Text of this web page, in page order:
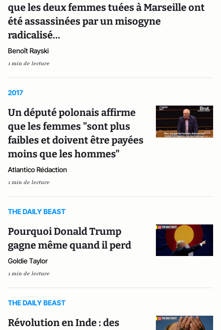
que les deux femmes tuées à Marseille ont
été assassinées par un misogyne
radicalisé…
Benoît Rayski
1 min de lecture
2017
Un député polonais affirme
que les femmes "sont plus
faibles et doivent être payées
moins que les hommes"
Atlantico Rédaction
1 min de lecture
THE DAILY BEAST
Pourquoi Donald Trump
gagne même quand il perd
Goldie Taylor
1 min de lecture
THE DAILY BEAST
Révolution en Inde : des